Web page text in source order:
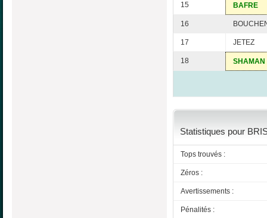
15 BAFRE
16
17 JETEZ
18 SHAMAN
Statistiques pour
Tops trouvés :
Zéros :
Avertissements :
Pénalités :